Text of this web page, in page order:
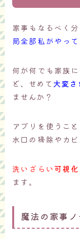
家事もなるべく
局全部私がやって
何が何でも家族に
ど、せめて 大変さ
ませんか？
アプリを使うこ
水口の掃除やカ
洗いざらい可視化
ます。
魔法の家事ノ